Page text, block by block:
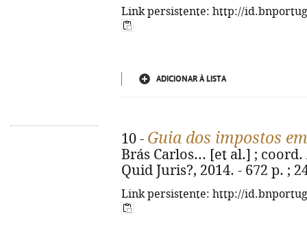
Link persistente: http://
ADICIONAR À LISTA
10 - Guia dos impostos
Brás Carlos... [et al.] ;
Quid Juris?, 2014. - 672 p. ;
Link persistente: http://